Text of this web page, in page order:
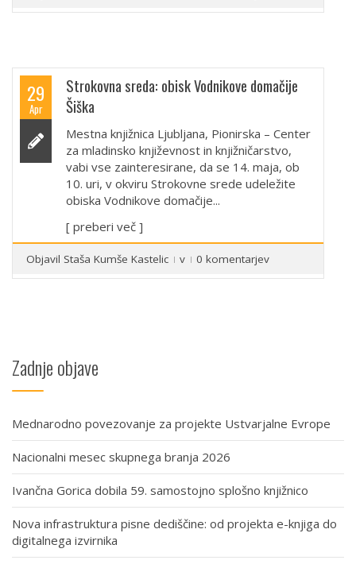
29
Apr
Strokovna sreda: obisk Vodnikove domačije
Šiška
Mestna knjižnica Ljubljana, Pionirska – Center
za mladinsko književnost in knjižničarstvo,
vabi vse zainteresirane, da se 14. maja, ob
10. uri, v okviru Strokovne srede udeležite
obiska Vodnikove domačije...
[ preberi več ]
Objavil Staša Kumše Kastelic v 0 komentarjev
Zadnje objave
Mednarodno povezovanje za projekte Ustvarjalne Evrope
Nacionalni mesec skupnega branja 2026
Ivančna Gorica dobila 59. samostojno splošno knjižnico
Nova infrastruktura pisne dediščine: od projekta e-knjiga do
digitalnega izvirnika